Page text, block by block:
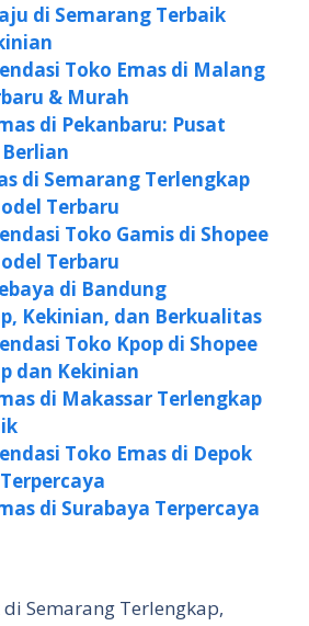
di Semarang Terbaik
Toko Emas di Malang
& Murah
di Pekanbaru: Pusat
di Semarang Terlengkap
Terbaru
Toko Gamis di Shopee
Terbaru
di Bandung
Kekinian, dan Berkualitas
Toko Kpop di Shopee
dan Kekinian
di Makassar Terlengkap
Toko Emas di Depok
di Surabaya Terpercaya
Semarang Terlengkap,